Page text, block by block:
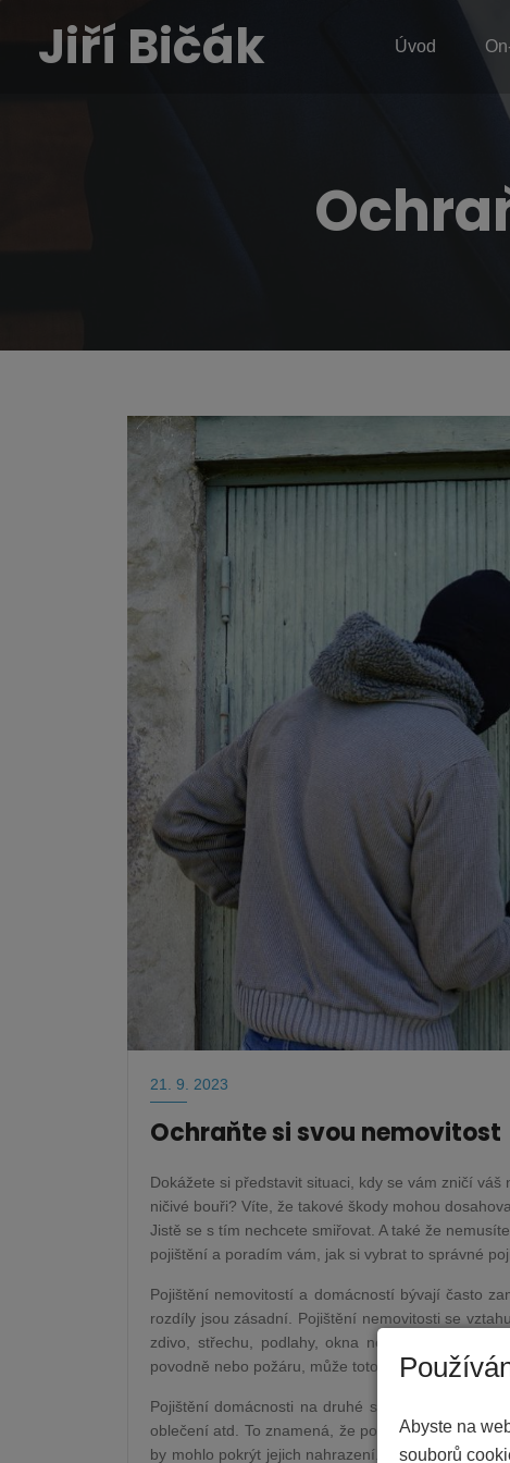
Jiří Bičák Úvod
21. 9. 2023
Ochraňte si svou nemovitost
Dokážete si představit situaci, kdy se vám zničí
ničivé bouři? Víte, že takové škody mohou
Jistě se s tím nechcete smiřovat. A také že
pojištění a poradím vám, jak si vybrat to správné
Pojištění nemovitostí a domácností bývají často
rozdíly jsou zásadní. Pojištění nemovitosti se
zdivo, střechu, podlahy, okna nebo instalace.
povodně nebo požáru, může toto pojištění pokrýt
Pojištění domácnosti na druhé straně chrání vaše
oblečení atd. To znamená, že pokud by došlo k
by mohlo pokrýt jejich nahrazení. Zjednodušeně
Abyste na
souborů